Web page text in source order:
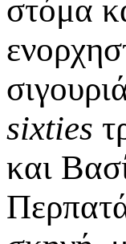
στόμα
sixties
και